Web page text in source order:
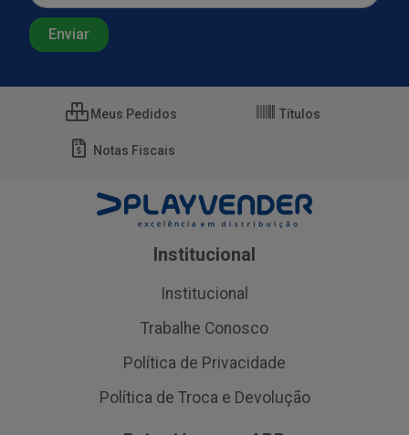
Meus Pedidos Títulos
Notas Fiscais
Institucional
Institucional
Trabalhe Conosco
Política de Privacidade
Política de Troca e Devolução